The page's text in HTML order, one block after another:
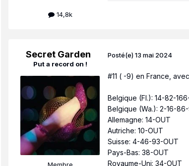
14,8k
Secret Garden
Put a record on !
Posté(e)13 mai 2024
#11 ( -9) en France,
Belgique (Fl.): 14-82-
Belgique (Wa.): 2-16-
Allemagne: 14-OUT
Autriche: 10-OUT
Suisse: 4-46-93-OUT
Pays-Bas: 38-OUT
Royaume-Uni: 34-OUT